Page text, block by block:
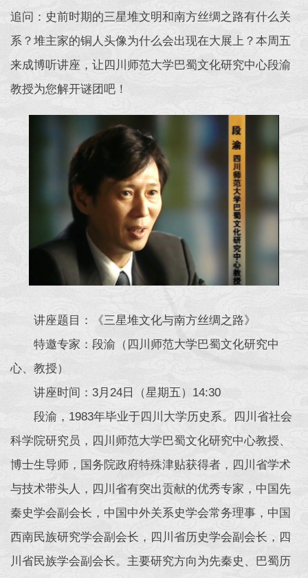
追问：史前时期的三星堆文明和南方丝绸之路有什么关
系？堆主家的铜人头像为什么会出现在大展上？本周五
来成博听讲座，让四川师范大学巴蜀文化研究中心段渝
教授为您解开谜团吧！
讲座题目：《三星堆文化与南方丝绸之路》
特邀专家：段渝（四川师范大学巴蜀文化研究中
心、教授）
讲座时间：3月24日（星期五）14:30
段渝，1983年毕业于四川大学历史系。四川省社会
科学院研究员，四川师范大学巴蜀文化研究中心教授、
博士生导师，国务院政府特殊津贴获得者，四川省学术
与技术带头人，四川省有突出贡献的优秀专家，中国先
秦史学会副会长，中国中外关系史学会常务理事，中国
西南民族研究学会副会长，四川省历史学会副会长，四
川省民族学会副会长。主要研究方向为先秦史、巴蜀历